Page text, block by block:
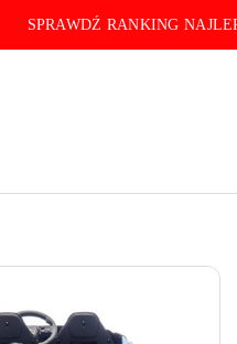
SPRAWDŹ RANKING